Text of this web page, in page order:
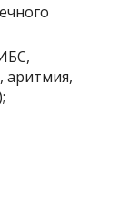
аритмия,